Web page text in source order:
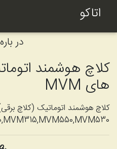
اتاکو
در
کلاچ هوشمند
های MVM
کلاچ هوشمند اتوماتیک (کلاچ